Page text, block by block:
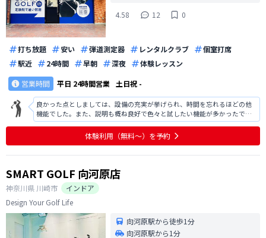
4.58
12 0
打ち放題 安い 弾道測定器 レンタルクラブ
個室打席
駅近
24時間 早朝 深夜
体験レッスン
営業時間
平日 24時間営業 土日祝 -
良かった点としましては、設備の充実が挙げられ、時間を忘れるほどの他
機能でした。また、説明も概ね良好で色々と試したい機能が多かったで
す。改善点としましては、駐車場の案内があればよかったです。また、地域
柄かもしれませんが、入会人数の割に夜の時間帯での予約が取りにくく、
練習を行いたい時間帯に予約が取りにく
体験利用（無料〜）を予約
SMART GOLF 向河原店
神奈川県 川崎市
インドア
Design Your Golf Life
向河原駅から徒歩1分
向河原駅から1分